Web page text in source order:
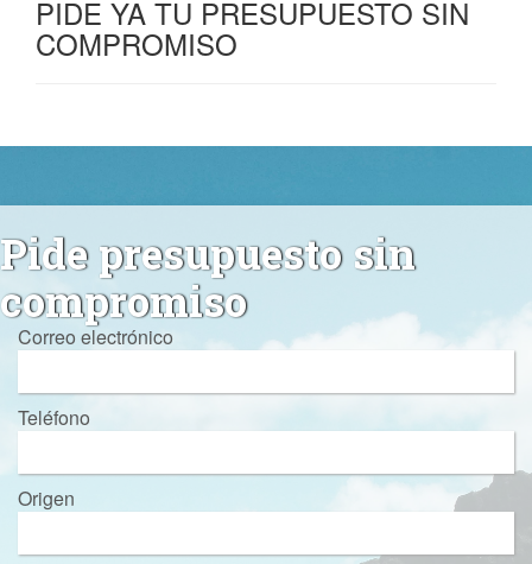
PIDE YA TU PRESUPUESTO SIN
COMPROMISO
Pide presupuesto sin
compromiso
Correo electrónico
Teléfono
Origen